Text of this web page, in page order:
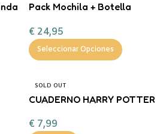
Pack Mochila + Botella
€ 24,95
Seleccionar Opciones
SOLD OUT
CUADERNO HARRY POTTER
€ 7,99